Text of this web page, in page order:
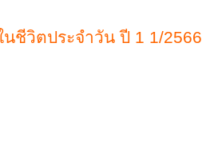
ชีวิตประจำวัน ปี 1 1/2566